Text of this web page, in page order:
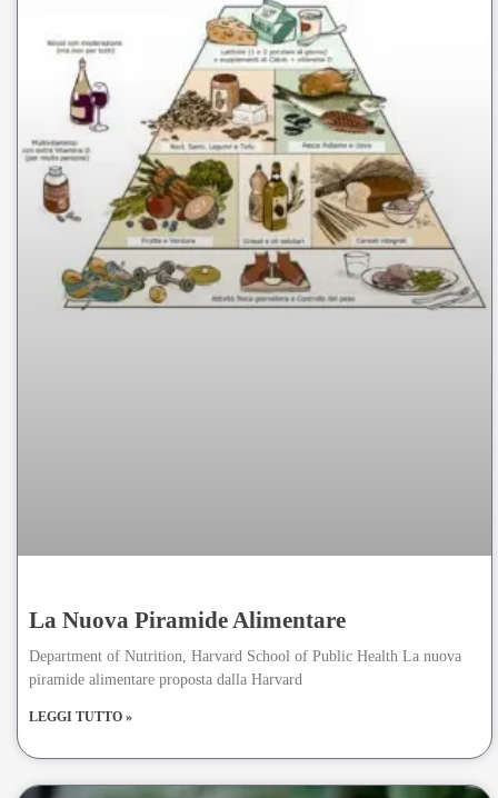
La Nuova Piramide Alimentare
Department of Nutrition, Harvard School of Public Health La nuova
piramide alimentare proposta dalla Harvard
LEGGI TUTTO »